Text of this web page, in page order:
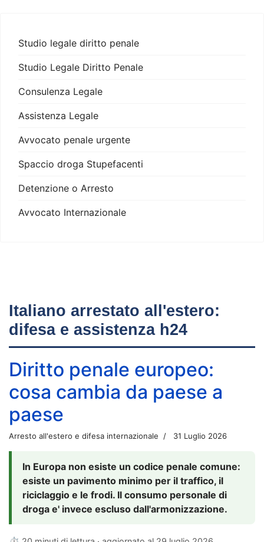
Studio legale diritto penale
Studio Legale Diritto Penale
Consulenza Legale
Assistenza Legale
Avvocato penale urgente
Spaccio droga Stupefacenti
Detenzione o Arresto
Avvocato Internazionale
Italiano arrestato all'estero:
difesa e assistenza h24
Diritto penale europeo:
cosa cambia da paese a
paese
Arresto all'estero e difesa internazionale 31 Luglio 2026
In Europa non esiste un codice penale comune:
esiste un pavimento minimo per il traffico, il
riciclaggio e le frodi. Il consumo personale di
droga e' invece escluso dall'armonizzazione.